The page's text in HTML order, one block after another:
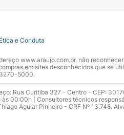
e Conduta
www.araujo.com.br, não
em sites desconhecidos que se
3270-5000.
Rua Curitiba 327 - Centro - CEP:
00:00h | Consultores técnicos
Aguiar Pinheiro - CRF Nº 13.748.